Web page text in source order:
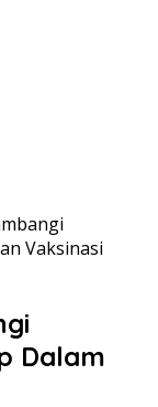
Vaksinasi
Dalam